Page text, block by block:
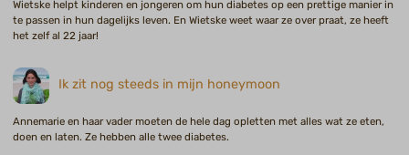
Wietske helpt kinderen en jongeren om hun diabetes op een prettige manier in
te passen in hun dagelijks leven. En Wietske weet waar ze over praat, ze heeft
het zelf al 22 jaar!
Ik zit nog steeds in mijn honeymoon
Annemarie en haar vader moeten de hele dag opletten met alles wat ze eten,
doen en laten. Ze hebben alle twee diabetes.